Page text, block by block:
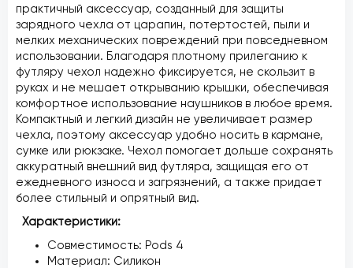
практичный аксессуар, созданный для защиты
зарядного чехла от царапин, потертостей, пыли и
мелких механических повреждений при повседневном
использовании. Благодаря плотному прилеганию к
футляру чехол надежно фиксируется, не скользит в
руках и не мешает открыванию крышки, обеспечивая
комфортное использование наушников в любое время.
Компактный и легкий дизайн не увеличивает размер
чехла, поэтому аксессуар удобно носить в кармане,
сумке или рюкзаке. Чехол помогает дольше сохранять
аккуратный внешний вид футляра, защищая его от
ежедневного износа и загрязнений, а также придает
более стильный и опрятный вид.
Характеристики:
Совместимость: Pods 4
Материал: Силикон